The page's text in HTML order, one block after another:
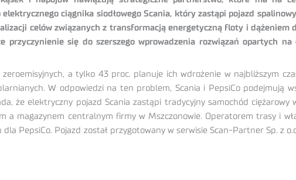
ciągnika siodłowego Scania, który zastąpi pojazd
celów związanych z transformacją energetyczną floty i dążeniem
się do szerszego wprowadzenia rozwiązań opartych
a tylko 43 proc. planuje ich wdrożenie w najbliższym
W odpowiedzi na ten problem, Scania i PepsiCo podejmują
że elektryczny pojazd Scania zastąpi tradycyjny samochód ciężarowy
a magazynem centralnym firmy w Mszczonowie. Operatorem trasy i
PepsiCo. Pojazd został przygotowany w serwisie Scan-Partner Sp. z